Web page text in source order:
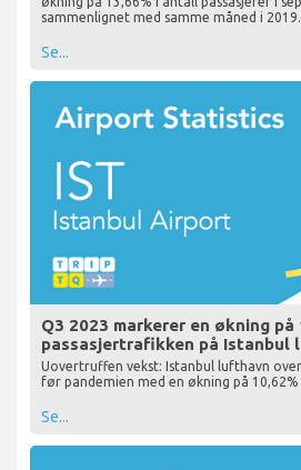
sammenlignet med samme måned i 2019.
Se...
Q3 2023 markerer en økning på
passasjertrafikken på Istanbul
Uovertruffen vekst: Istanbul lufthavn
før pandemien med en økning på 10,62%
Se...